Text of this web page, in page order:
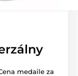
medaile za